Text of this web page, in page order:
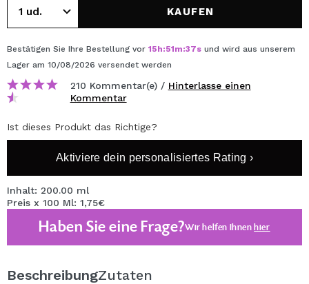
KAUFEN
Bestätigen Sie Ihre Bestellung vor 15h:51m:37s und wird aus unserem
Lager am 10/08/2026 versendet werden
210 Kommentar(e) / Hinterlasse einen
Kommentar
Ist dieses Produkt das Richtige?
Aktiviere dein personalisiertes Rating ›
Inhalt: 200.00 ml
Preis x 100 Ml: 1,75€
Haben Sie eine Frage?Wir helfen Ihnenhier
BeschreibungZutaten